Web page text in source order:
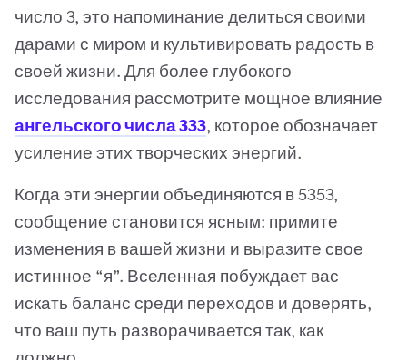
число 3, это напоминание делиться своими
дарами с миром и культивировать радость в
своей жизни. Для более глубокого
исследования рассмотрите мощное влияние
ангельского числа 333, которое обозначает
усиление этих творческих энергий.
Когда эти энергии объединяются в 5353,
сообщение становится ясным: примите
изменения в вашей жизни и выразите свое
истинное “я”. Вселенная побуждает вас
искать баланс среди переходов и доверять,
что ваш путь разворачивается так, как